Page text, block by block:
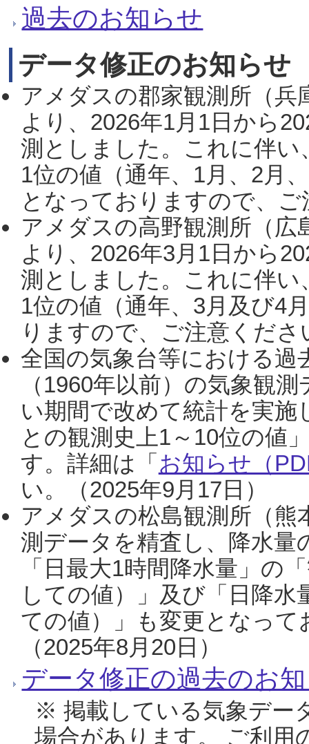
過去のお知らせ
データ修正のお知らせ
アメダスの郡家観測所（
より、2026年1月1日から
測としました。これに伴い
1位の値（通年、1月、2月
となっておりますので、
アメダスの高野観測所（
より、2026年3月1日から
測としました。これに伴い
1位の値（通年、3月及び4
りますので、ご注意くだ
全国の気象台等における過
（1960年以前）の気象観
い期間で改めて統計を実
との観測史上1～10位の値
す。詳細は「 お知らせ（
い。（2025年9月17日）
アメダスの松島観測所（熊
測データを精査し、降水
「日最大1時間降水量」の
しての値）」及び「日降
ての値）」も変更となっ
（2025年8月20日）
データ修正の過去のお
※ 掲載している気象デー
場合があります。 ご利用